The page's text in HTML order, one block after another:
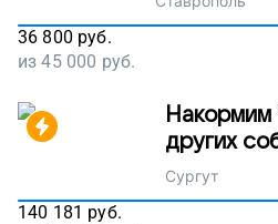
36 800 руб.
из45 000 руб.
Накормим
других
Сургут
140 181 руб.